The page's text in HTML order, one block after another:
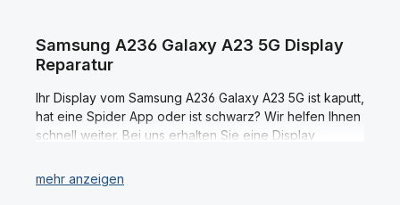
Samsung A236 Galaxy A23 5G Display
Reparatur
Ihr Display vom Samsung A236 Galaxy A23 5G ist kaputt,
hat eine Spider App oder ist schwarz? Wir helfen Ihnen
schnell weiter. Bei uns erhalten Sie eine Display
Profi. Dabei verwenden wir ausschließlich Original
Displays und Ersatzteile; denn nur so ist Ihre Samsung